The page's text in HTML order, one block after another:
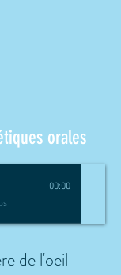
orales
00:00
de l'oeil